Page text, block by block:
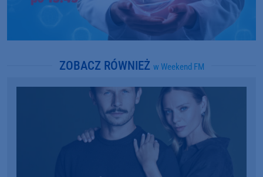
ZOBACZ RÓWNIEŻ w Weekend FM